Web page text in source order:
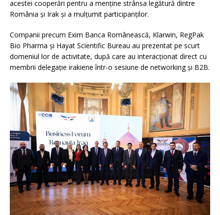
acestei cooperări pentru a menține strânsa legătură dintre
România și Irak și a mulțumit participanților.
Companii precum Exim Banca Românească, Klarwin, RegPak
Bio Pharma și Hayat Scientific Bureau au prezentat pe scurt
domeniul lor de activitate, după care au interacționat direct cu
membrii delegație irakiene într-o sesiune de networking și B2B.